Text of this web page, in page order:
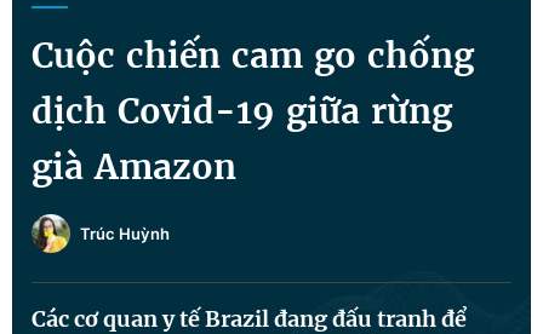
Video
Sản phẩm khác
Tiện ích
Thông tin tòa soạn
Cuộc chiến cam go chống
dịch Covid-19 giữa rừng
già Amazon
Trúc Huỳnh
Các cơ quan y tế Brazil đang đấu tranh để